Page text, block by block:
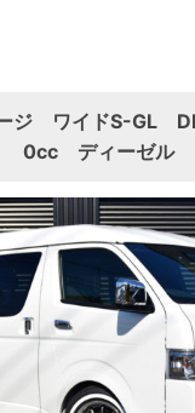
ージ ワイドS-
0cc ディーゼル